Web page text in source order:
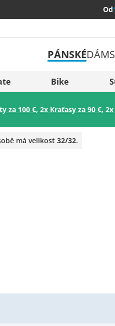
Od
(Nederlands)
PÁNSKÉ
Bike
za 100 €,2x Kraťasy za 90 €,
má velikost32/32.